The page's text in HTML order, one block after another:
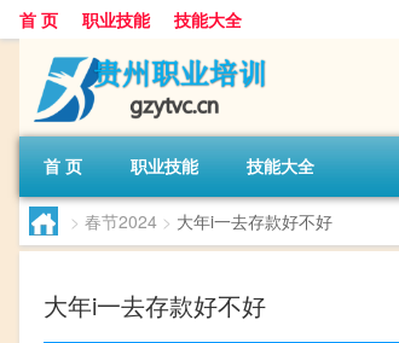
首 页 职业技能 技能大全
首 页 职业技能 技能大全
> 春节2024 > 大年i一去存款好不好
大年i一去存款好不好